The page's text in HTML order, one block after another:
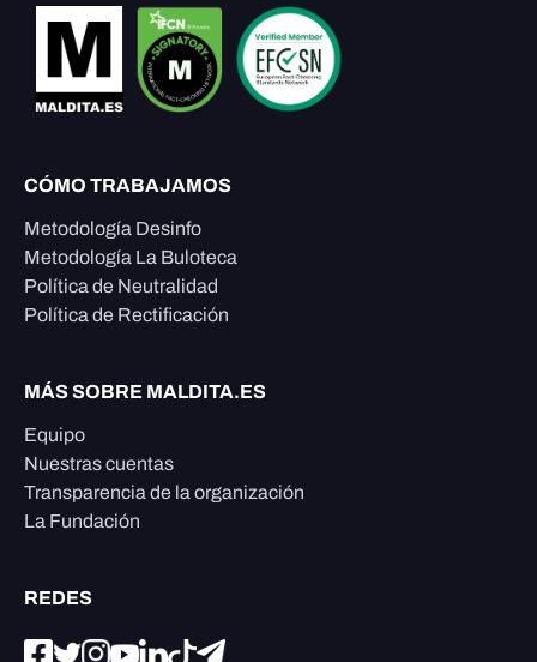
CÓMO TRABAJAMOS
Metodología Desinfo
Metodología La Buloteca
Política de Neutralidad
Política de Rectificación
MÁS SOBRE MALDITA.ES
Equipo
Nuestras cuentas
Transparencia de la organización
La Fundación
REDES